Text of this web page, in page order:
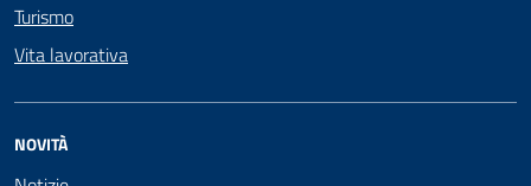
Turismo
Vita lavorativa
NOVITÀ